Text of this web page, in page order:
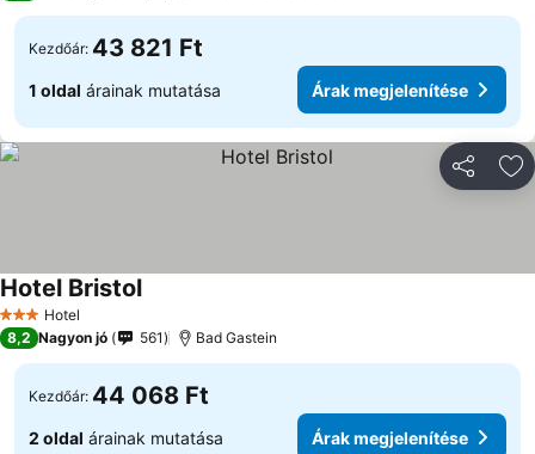
Kezdőár: 43 821 Ft
1 oldal árainak mutatása Árak megjelenítése
3 Kategória
Hotel
Hotel BristolÁrak megjelenítése
8,2 Nagyon jó 561 Bad Gastein
Kezdőár: 44 068 Ft
2 oldal árainak mutatása Árak megjelenítése